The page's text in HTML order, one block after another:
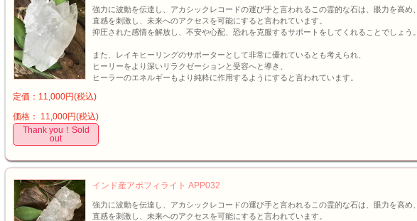
強力に波動を伝達し、アカシックレコードの運び手と言われるこの霊的な石は、眼力を高め、
直感を刺激し、未来へのアクセスを可能にすると言われています。
抑圧された感情を解放し、不安や心配、恐れを克服するサポートをしてくれることでしょう。
また、レイキヒーリングのサポーターとして非常に優れているとも考えられ、
ヒーリーをより深いリラクゼーションと受容へと導き、
ヒーラーのエネルギーもより純粋に作用するようにすると言われています。
定価：11,000円(税込)
価格： 11,000円(税込)
Thank you！Sold
out
インド産アポフィライト APP032
強力に波動を伝達し、アカシックレコードの運び手と言われるこの霊的な石は、眼力を高め、
直感を刺激し、未来へのアクセスを可能にすると言われています。